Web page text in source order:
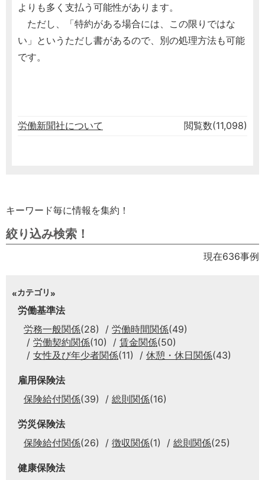
よりも多く支払う可能性があります。
ただし、「特約がある場合には、この限りではな
い」というただし書があるので、別の処理方法も可能
です。
労働新聞社について 閲覧数(11,098)
キーワード毎に情報を集約！
絞り込み検索！
現在636事例
カテゴリ
労働基準法
労務一般関係(28) 労働時間関係(49)
労働契約関係(10) 賃金関係(50)
女性及び年少者関係(11) 休憩・休日関係(43)
雇用保険法
保険給付関係(39) 総則関係(16)
労災保険法
保険給付関係(26) 徴収関係(1) 総則関係(25)
健康保険法